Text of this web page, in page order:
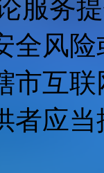
服务
全风
市互
者应